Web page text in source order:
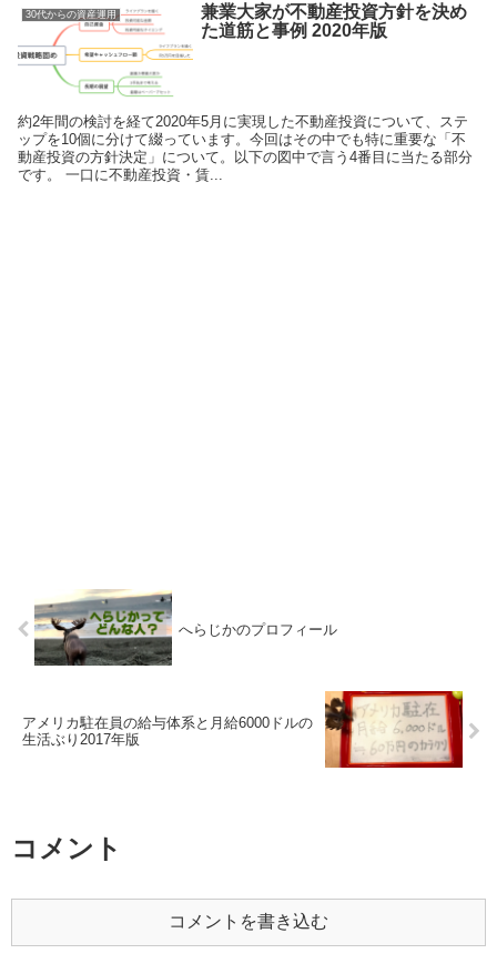
30代からの資産運用
兼業大家が不動産投資方針を決め
た道筋と事例 2020年版
約2年間の検討を経て2020年5月に実現した不動産投資について、ステ
ップを10個に分けて綴っています。今回はその中でも特に重要な「不
動産投資の方針決定」について。以下の図中で言う4番目に当たる部分
です。 一口に不動産投資・賃...
へらじかのプロフィール
アメリカ駐在員の給与体系と月給6000ドルの
生活ぶり2017年版
コメント
コメントを書き込む